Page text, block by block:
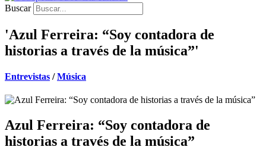
Buscar
'Azul Ferreira: “Soy contadora de
historias a través de la música”'
Entrevistas /Música
Azul Ferreira: “Soy contadora de
historias a través de la música”